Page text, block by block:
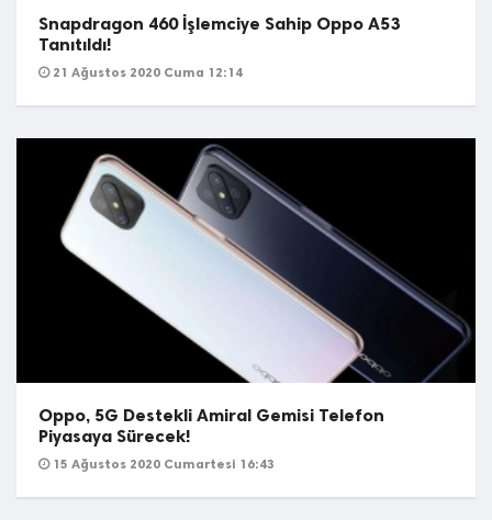
Snapdragon 460 İşlemciye Sahip Oppo A53
Tanıtıldı!
21 Ağustos 2020 Cuma 12:14
Oppo, 5G Destekli Amiral Gemisi Telefon
Piyasaya Sürecek!
15 Ağustos 2020 Cumartesi 16:43